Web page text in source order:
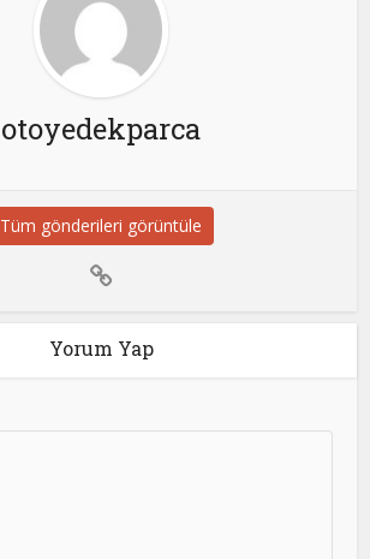
otoyedekparca
Tüm gönderileri görüntüle
Yorum Yap